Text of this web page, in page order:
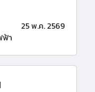
25 พ.ค. 2569
ฟ้า